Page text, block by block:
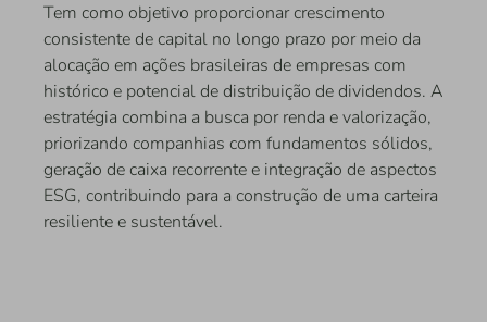
Tem como objetivo proporcionar crescimento
consistente de capital no longo prazo por meio da
alocação em ações brasileiras de empresas com
histórico e potencial de distribuição de dividendos. A
estratégia combina a busca por renda e valorização,
priorizando companhias com fundamentos sólidos,
geração de caixa recorrente e integração de aspectos
ESG, contribuindo para a construção de uma carteira
resiliente e sustentável.